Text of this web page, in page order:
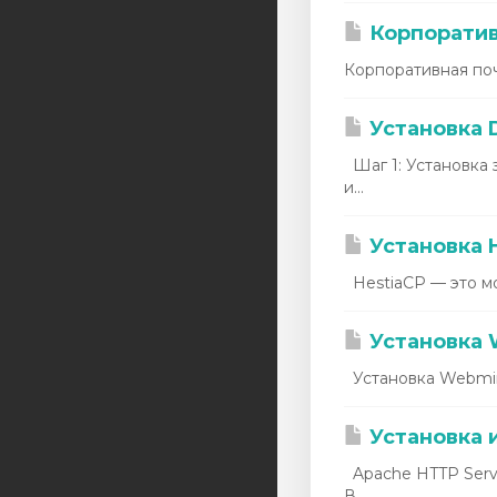
Корпоративная
Установка
Шаг 1:
и...
Установка
HestiaCP — это
Установка
Установка
Установка
Apache HTTP